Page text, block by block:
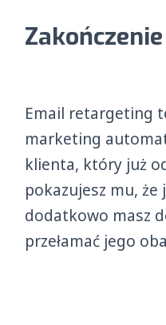
Zakończenie
Email retargeting
marketing
klienta, który już
pokazujesz mu, że
dodatkowo masz
przełamać jego